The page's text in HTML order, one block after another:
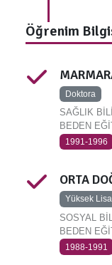
Öğrenim
Doktora
SAĞLIK
BEDEN
1991-1996
ORTA
Yüksek
SOSYAL
BEDEN
1988-1991